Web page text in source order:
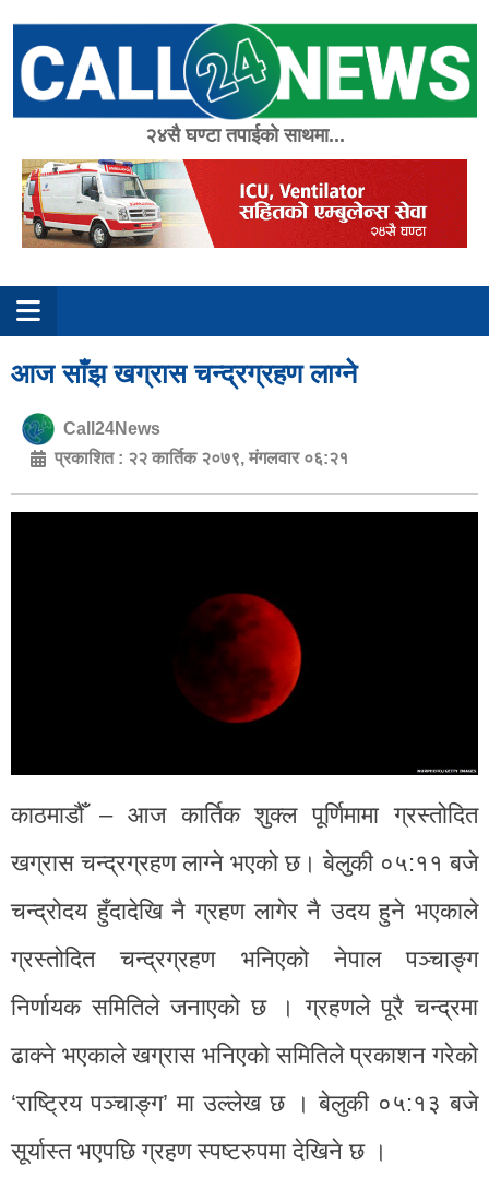
content
२४सै घण्टा तपाईको साथमा...
आज साँझ खग्रास चन्द्रग्रहण लाग्ने
Call24News
प्रकाशित : २२ कार्तिक २०७९, मंगलवार ०६:२१
काठमाडौँ – आज कार्तिक शुक्ल पूर्णिमामा ग्रस्तोदित
खग्रास चन्द्रग्रहण लाग्ने भएको छ। बेलुकी ०५:११ बजे
चन्द्रोदय हुँदादेखि नै ग्रहण लागेर नै उदय हुने भएकाले
ग्रस्तोदित चन्द्रग्रहण भनिएको नेपाल पञ्चाङ्ग
निर्णायक समितिले जनाएको छ । ग्रहणले पूरै चन्द्रमा
ढाक्ने भएकाले खग्रास भनिएको समितिले प्रकाशन गरेको
‘राष्ट्रिय पञ्चाङ्ग’ मा उल्लेख छ । बेलुकी ०५:१३ बजे
सूर्यास्त भएपछि ग्रहण स्पष्टरुपमा देखिने छ ।